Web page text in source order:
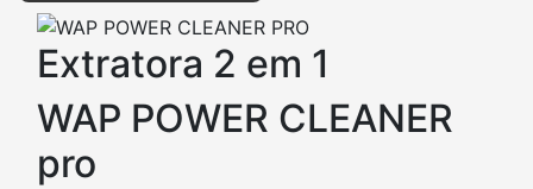
Extratora 2 em 1
WAP POWER CLEANER
pro